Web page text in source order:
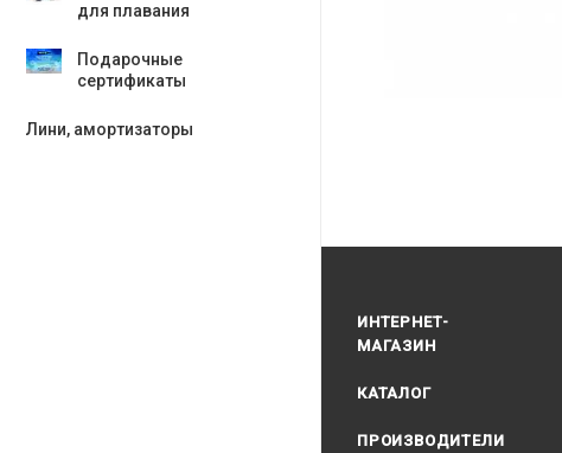
для плавания
Подарочные
сертификаты
Лини, амортизаторы
ИНТЕРНЕТ-
МАГАЗИН
КАТАЛОГ
ПРОИЗВОДИТЕЛИ